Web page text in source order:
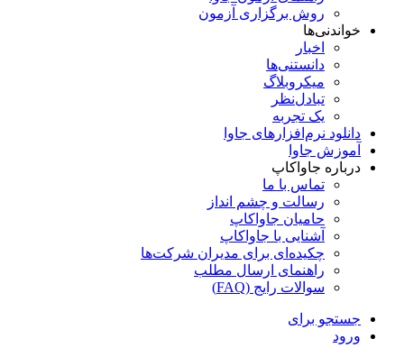
روش برگزاری آزمون
خواندنی‌ها
اخبار
دانستنی‌ها
میکروبلاگ
تبادل‌نظر
یک تجربه
دانلود نرم‌افزارهای جاوا
آموزش جاوا
درباره جاواکاپ
تماس با ما
رسالت و چشم انداز
حامیان جاواکاپ
آشنایی با جاواکاپ
چکیده‌ای برای مدیران شرکت‌ها
راهنمای ارسال مطلب
سوالات رایج (FAQ)
جستجو برای
ورود